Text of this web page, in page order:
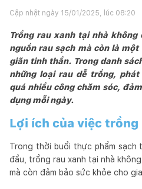
Cập nhật ngày 15/01/2025, lúc 08:20
Trồng rau xanh tại nhà
nguồn rau sạch mà còn là
giãn tinh thần. Trong danh
những loại rau dễ trồng,
quá nhiều công chăm sóc,
dụng mỗi ngày.
Lợi ích của việc trồng
Trong thời buổi thực phẩm sạch
đầu, trồng rau xanh tại nhà
mà còn đảm bảo sức khỏe cho